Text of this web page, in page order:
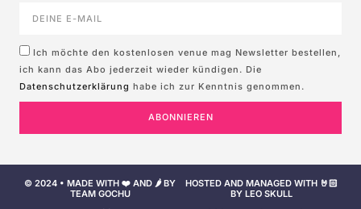
Ich möchte den kostenlosen venue mag Newsletter bestellen,
ich kann das Abo jederzeit wieder kündigen. Die
Datenschutzerklärung habe ich zur Kenntnis genommen.
ABONNIEREN
© 2024 • MADE WITH ❤️ AND 🌶️ BY
TEAM GOCHU
HOSTED AND MANAGED WITH 🤘🏻
BY LEO SKULL